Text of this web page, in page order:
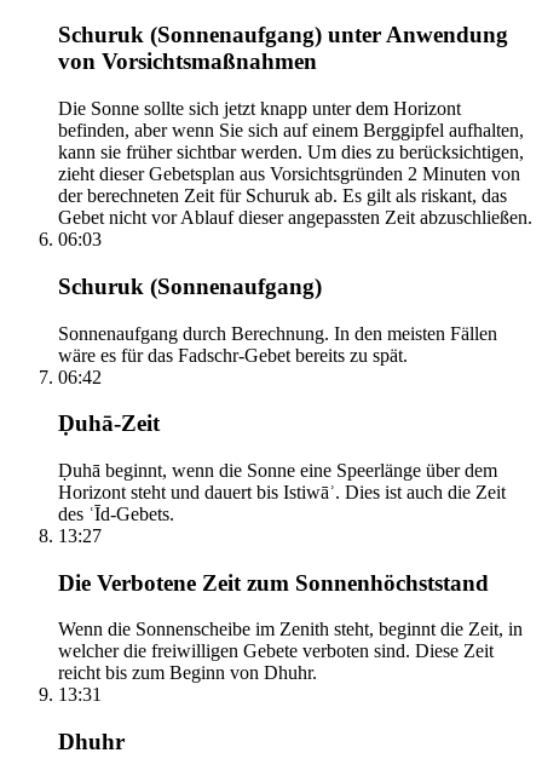
Schuruk (Sonnenaufgang) unter Anwendung
von Vorsichtsmaßnahmen
Die Sonne sollte sich jetzt knapp unter dem Horizont
befinden, aber wenn Sie sich auf einem Berggipfel aufhalten,
kann sie früher sichtbar werden. Um dies zu berücksichtigen,
zieht dieser Gebetsplan aus Vorsichtsgründen 2 Minuten von
der berechneten Zeit für Schuruk ab. Es gilt als riskant, das
Gebet nicht vor Ablauf dieser angepassten Zeit abzuschließen.
06:03
Schuruk (Sonnenaufgang)
Sonnenaufgang durch Berechnung. In den meisten Fällen
wäre es für das Fadschr-Gebet bereits zu spät.
06:42
Ḍuhā-Zeit
Ḍuhā beginnt, wenn die Sonne eine Speerlänge über dem
Horizont steht und dauert bis Istiwāʾ. Dies ist auch die Zeit
des ʿĪd-Gebets.
13:27
Die Verbotene Zeit zum Sonnenhöchststand
Wenn die Sonnenscheibe im Zenith steht, beginnt die Zeit, in
welcher die freiwilligen Gebete verboten sind. Diese Zeit
reicht bis zum Beginn von Dhuhr.
13:31
Dhuhr